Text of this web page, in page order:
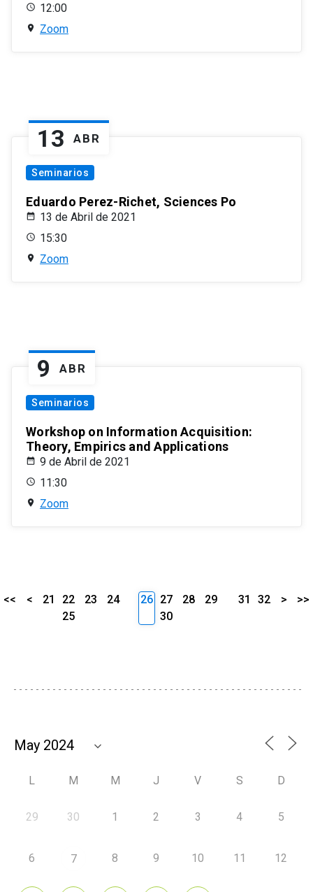
12:00
Zoom
13 ABR
Seminarios
Eduardo Perez-Richet, Sciences Po
13 de Abril de 2021
15:30
Zoom
9 ABR
Seminarios
Workshop on Information Acquisition:
Theory, Empirics and Applications
9 de Abril de 2021
11:30
Zoom
<< < 21 22 23
24
25
26 27 28
29
30
31 32 > >>
L M M J V S D
29 30 1 2 3 4 5
6 7 8 9 10 11 12